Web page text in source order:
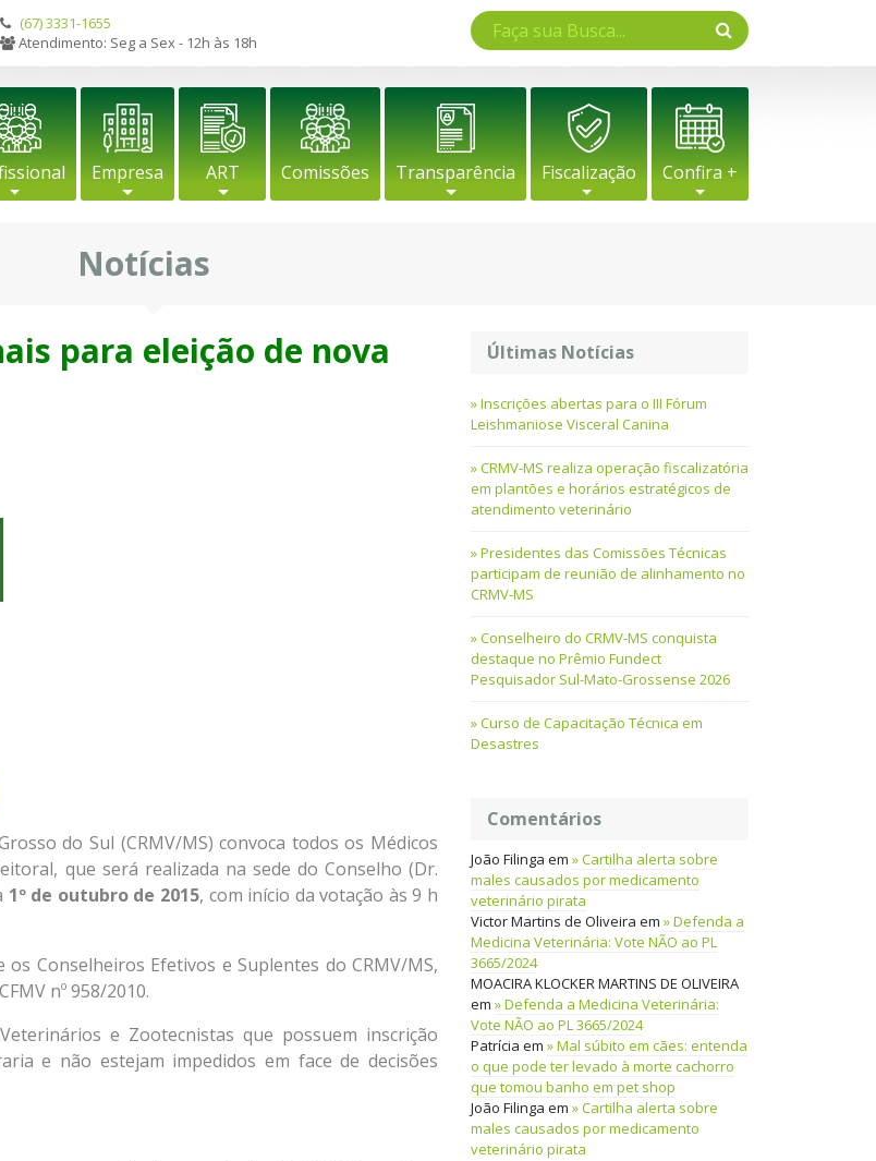
(67) 3331-1655
Atendimento: Seg a Sex - 12h às 18h
Empresa ART Comissões Transparência Fiscalização Confira +
Notícias
para eleição de nova
do Sul (CRMV/MS) convoca todos os Médicos
que será realizada na sede do Conselho (Dr.
1º de outubro de 2015, com início da votação às 9 h
Conselheiros Efetivos e Suplentes do CRMV/MS,
nº 958/2010.
e Zootecnistas que possuem inscrição
e não estejam impedidos em face de decisões
Últimas Notícias
Inscrições abertas para o III Fórum
Leishmaniose Visceral Canina
CRMV-MS realiza operação fiscalizatória
em plantões e horários estratégicos de
atendimento veterinário
Presidentes das Comissões Técnicas
participam de reunião de alinhamento no
CRMV-MS
Conselheiro do CRMV-MS conquista
destaque no Prêmio Fundect
Pesquisador Sul-Mato-Grossense 2026
Curso de Capacitação Técnica em
Desastres
Comentários
João Filinga em
Cartilha alerta sobre
males causados por medicamento
veterinário pirata
Victor Martins de Oliveira em
Defenda a
Medicina Veterinária: Vote NÃO ao PL
3665/2024
MOACIRA KLOCKER MARTINS DE OLIVEIRA
em
Defenda a Medicina Veterinária:
Vote NÃO ao PL 3665/2024
Patrícia em
Mal súbito em cães: entenda
o que pode ter levado à morte cachorro
que tomou banho em pet shop
João Filinga em
Cartilha alerta sobre
males causados por medicamento
veterinário pirata